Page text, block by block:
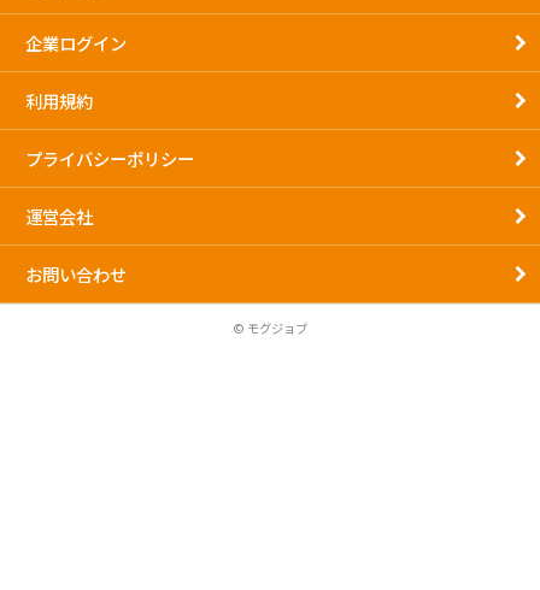
企業ログイン
利用規約
プライバシーポリシー
運営会社
お問い合わせ
© モグジョブ